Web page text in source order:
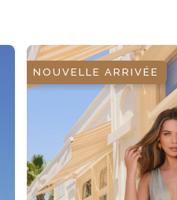
NOUVELLE ARRIVÉE